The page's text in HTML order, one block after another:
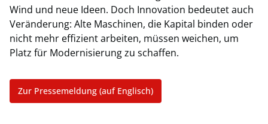
Wind und neue Ideen. Doch Innovation bedeutet auch
Veränderung: Alte Maschinen, die Kapital binden oder
nicht mehr effizient arbeiten, müssen weichen, um
Platz für Modernisierung zu schaffen.
Zur Pressemeldung (auf Englisch)